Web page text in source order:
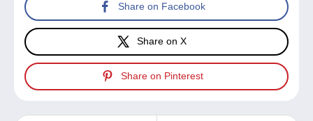
Share on Facebook
Share on X
Share on Pinterest